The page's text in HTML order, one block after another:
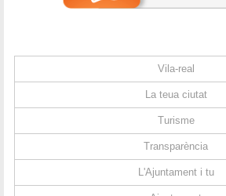
Vila-real
La teua ciutat
Turisme
Transparència
L'Ajuntament i tu